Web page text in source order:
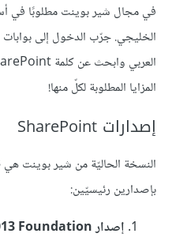
في مجال شير بوينت مطلوبًا في
الخليجي. جرّب الدخول إلى
المزايا المطلوبة لكلّ منها!
إصدارات SharePoint
بإصدارين رئيسيّين:
إصدار SharePoint 2013 Foundation